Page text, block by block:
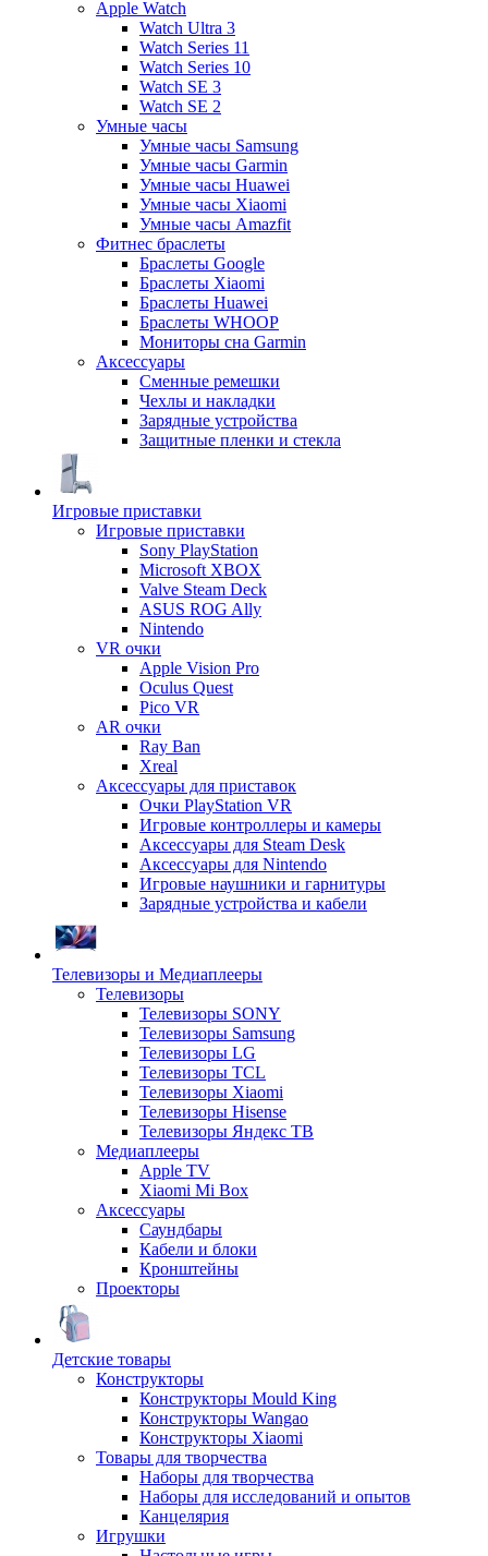
Apple Watch
Watch Ultra 3
Watch Series 11
Watch Series 10
Watch SE 3
Watch SE 2
Умные часы
Умные часы Samsung
Умные часы Garmin
Умные часы Huawei
Умные часы Xiaomi
Умные часы Amazfit
Фитнес браслеты
Браслеты Google
Браслеты Xiaomi
Браслеты Huawei
Браслеты WHOOP
Мониторы сна Garmin
Аксессуары
Сменные ремешки
Чехлы и накладки
Зарядные устройства
Защитные пленки и стекла
Игровые приставки
Игровые приставки
Sony PlayStation
Microsoft XBOX
Valve Steam Deck
ASUS ROG Ally
Nintendo
VR очки
Apple Vision Pro
Oculus Quest
Pico VR
AR очки
Ray Ban
Xreal
Аксессуары для приставок
Очки PlayStation VR
Игровые контроллеры и камеры
Аксессуары для Steam Desk
Аксессуары для Nintendo
Игровые наушники и гарнитуры
Зарядные устройства и кабели
Телевизоры и Медиаплееры
Телевизоры
Телевизоры SONY
Телевизоры Samsung
Телевизоры LG
Телевизоры TCL
Телевизоры Xiaomi
Телевизоры Hisense
Телевизоры Яндекс ТВ
Медиаплееры
Apple TV
Xiaomi Mi Box
Аксессуары
Саундбары
Кабели и блоки
Кронштейны
Проекторы
Детские товары
Конструкторы
Конструкторы Mould King
Конструкторы Wangao
Конструкторы Xiaomi
Товары для творчества
Наборы для творчества
Наборы для исследований и опытов
Канцелярия
Игрушки